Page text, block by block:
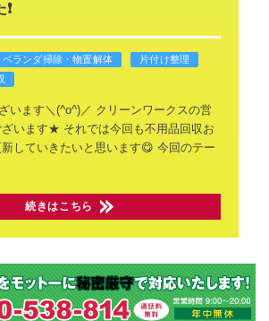
ベランダ掃除・物置解体
片付け整理
います＼(^o^)／ クリーンワークスの営
います★ それでは今回も不用品回収お
していきたいと思います😋 今回のテー
続きはこちら